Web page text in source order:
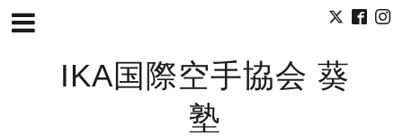
IKA国際空手協会 葵
塾